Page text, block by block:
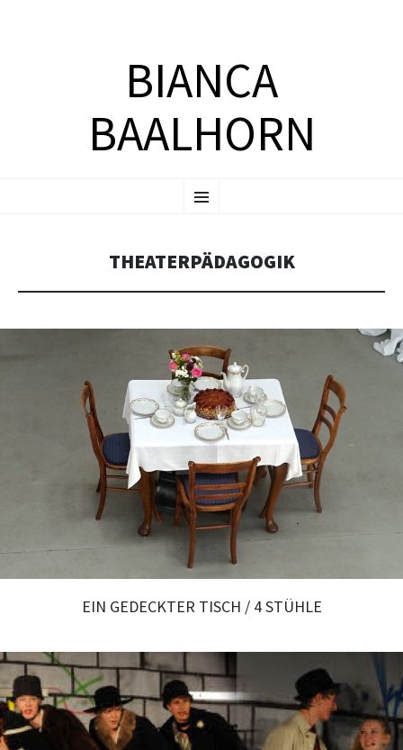
BIANCA
BAALHORN
Menü
INHALT
THEATERPÄDAGOGIK
EIN GEDECKTER TISCH / 4 STÜHLE